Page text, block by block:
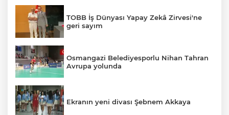
TOBB İş Dünyası Yapay Zekâ Zirvesi'ne
geri sayım
Osmangazi Belediyesporlu Nihan Tahran
Avrupa yolunda
Ekranın yeni divası Şebnem Akkaya